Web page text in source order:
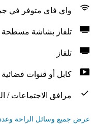
واي فاي متوفر في
تلفاز بشاشة مسطحة
تلفاز
كابل أو قنوات فضائية
مرافق الاجتماعات /
عرض جميع وسائل الراحة وعددها